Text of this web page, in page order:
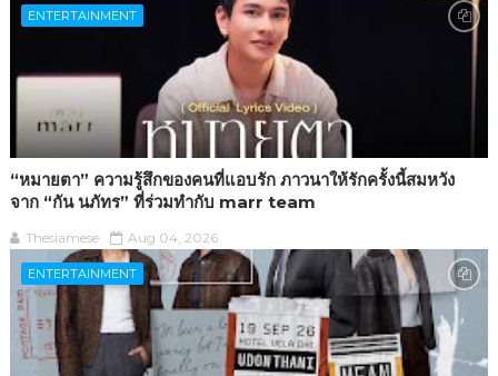
ENTERTAINMENT
“หมายตา” ความรู้สึกของคนที่แอบรัก ภาวนาให้รักครั้งนี้สมหวัง
จาก “กัน นภัทร” ที่ร่วมทำกับ marr team
Thesiamese Aug 04, 2026
ENTERTAINMENT